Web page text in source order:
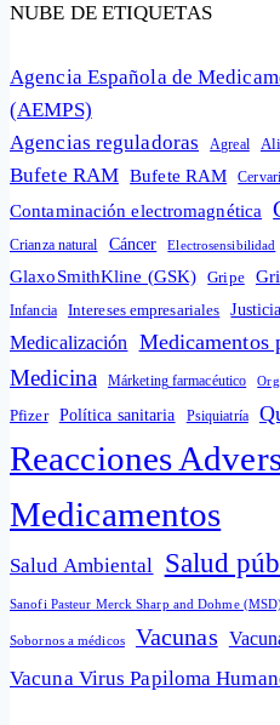
NUBE DE ETIQUETAS
Agencia Española de
(AEMPS)
Agencias reguladoras
Agreal
Bufete RAM Bufete RAM
Contaminación electromagnética
Crianza natural Cáncer Electrosensibilidad
GlaxoSmithKline (GSK) Gripe
Infancia Intereses empresariales Justicia
Medicalización Medicamentos
Medicina Márketing farmacéutico
Pfizer Política sanitaria Psiquiatría
Reacciones
Medicamentos
Salud Ambiental Salud
Sanofi Pasteur Merck Sharp and Dohme
Sobornos a médicos Vacunas
Vacuna Virus Papiloma